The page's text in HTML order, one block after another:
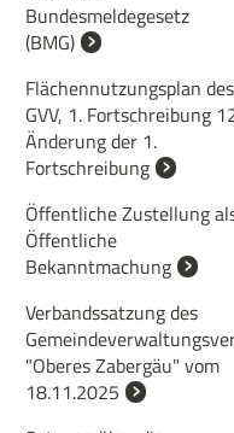
Bundesmeldegesetz
(BMG)
Flächennutzungsplan des
GVV, 1. Fortschreibung
Änderung der 1.
Fortschreibung
Öffentliche Zustellung
Öffentliche
Bekanntmachung
Verbandssatzung des
"Oberes Zabergäu" vom
18.11.2025